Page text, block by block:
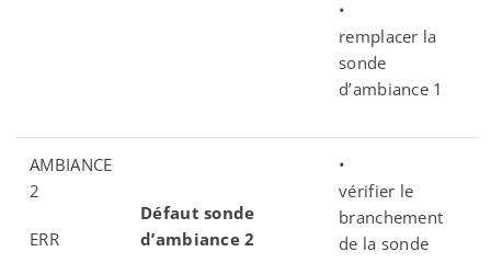
•
remplacer la
sonde
d’ambiance 1
AMBIANCE
2
ERR
Défaut sonde
d’ambiance 2
•
vérifier le
branchement
de la sonde